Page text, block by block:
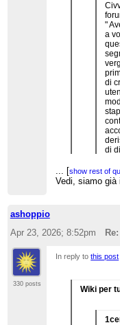
"
a
di
di
fra
da
... [show rest of
Vedi, siamo già
ashoppio
Apr 23, 2026; 8:52pm
330 posts
In reply tothis post
Wiki per